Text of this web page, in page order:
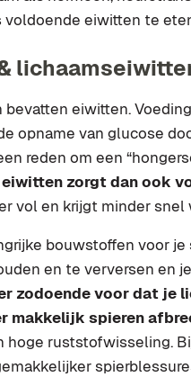
voldoende eiwitten te
eiwitten.
opname van glucose
reden om een
zorgt dan ook
vol en krijgt minder snel
bouwstoffen voor je
en te verversen en
zodoende voor dat je
makkelijk spieren
hoge ruststofwisseling.